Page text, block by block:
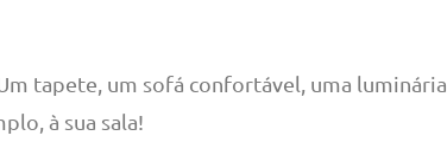
tapete, um sofá confortável, uma luminária
à sua sala!